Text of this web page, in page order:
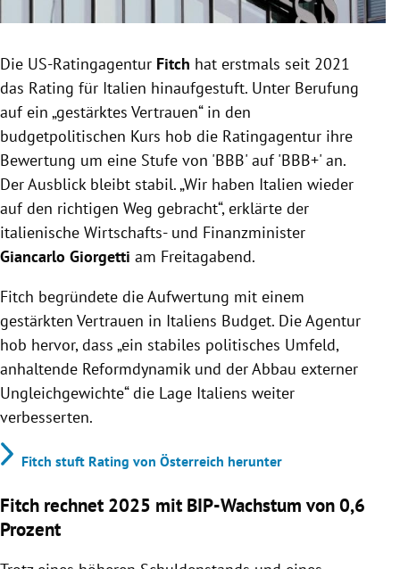
Untermenü
Untermenü
Die US-Ratingagentur Fitch hat erstmals seit 2021
das Rating für Italien hinaufgestuft. Unter Berufung
auf ein „gestärktes Vertrauen“ in den
budgetpolitischen Kurs hob die Ratingagentur ihre
Bewertung um eine Stufe von 'BBB' auf 'BBB+' an.
Der Ausblick bleibt stabil. „Wir haben Italien wieder
auf den richtigen Weg gebracht“, erklärte der
italienische Wirtschafts- und Finanzminister
Giancarlo Giorgetti am Freitagabend.
Fitch begründete die Aufwertung mit einem
gestärkten Vertrauen in Italiens Budget. Die Agentur
hob hervor, dass „ein stabiles politisches Umfeld,
anhaltende Reformdynamik und der Abbau externer
Ungleichgewichte“ die Lage Italiens weiter
verbesserten.
Fitch stuft Rating von Österreich herunter
Fitch rechnet 2025 mit BIP-Wachstum von 0,6
Prozent